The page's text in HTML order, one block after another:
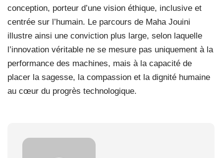
conception, porteur d’une vision éthique, inclusive et
centrée sur l’humain. Le parcours de Maha Jouini
illustre ainsi une conviction plus large, selon laquelle
l’innovation véritable ne se mesure pas uniquement à la
performance des machines, mais à la capacité de
placer la sagesse, la compassion et la dignité humaine
au cœur du progrès technologique.